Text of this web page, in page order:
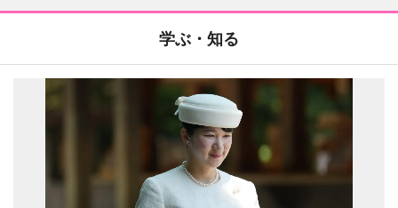
学ぶ・知る